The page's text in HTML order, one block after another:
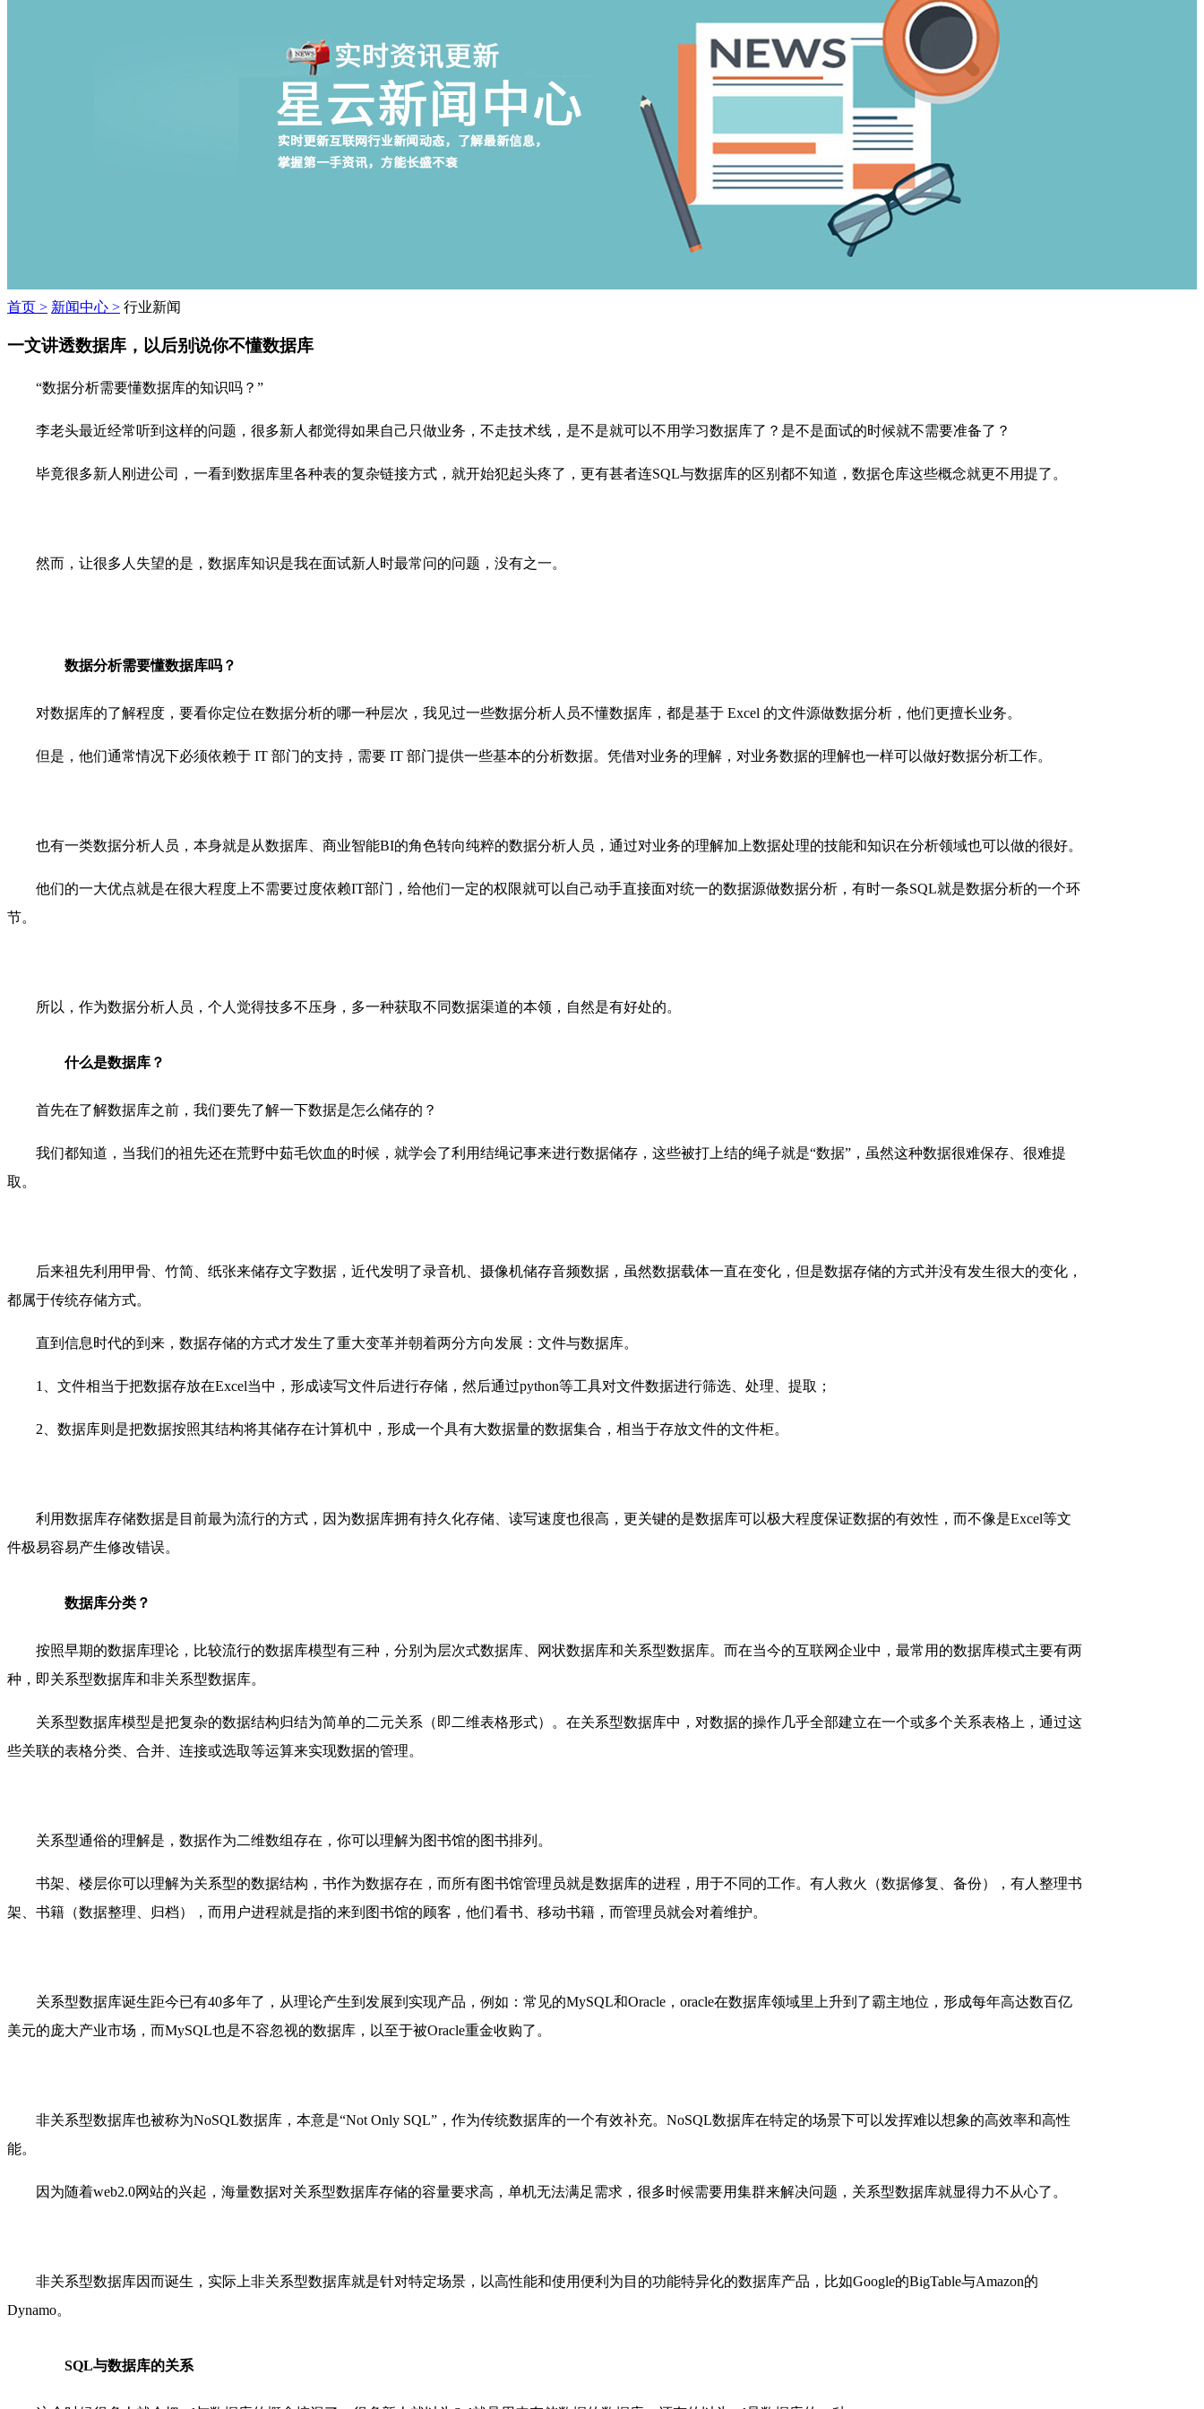
首页 > 新闻中心 > 行业新闻
一文讲透数据库，以后别说你不懂数据库
“数据分析需要懂数据库的知识吗？”
李老头最近经常听到这样的问题，很多新人都觉得如果自己只做业务，不走技术线，是不是就可以不用学习数据库了？是不是面试的时候就不需要准备了？
毕竟很多新人刚进公司，一看到数据库里各种表的复杂链接方式，就开始犯起头疼了，更有甚者连SQL与数据库的区别都不知道，数据仓库这些概念就更不用提了。
然而，让很多人失望的是，数据库知识是我在面试新人时最常问的问题，没有之一。
数据分析需要懂数据库吗？
对数据库的了解程度，要看你定位在数据分析的哪一种层次，我见过一些数据分析人员不懂数据库，都是基于 Excel 的文件源做数据分析，他们更擅长业务。
但是，他们通常情况下必须依赖于 IT 部门的支持，需要 IT 部门提供一些基本的分析数据。凭借对业务的理解，对业务数据的理解也一样可以做好数据分析工作。
也有一类数据分析人员，本身就是从数据库、商业智能BI的角色转向纯粹的数据分析人员，通过对业务的理解加上数据处理的技能和知识在分析领域也可以做的很好。
他们的一大优点就是在很大程度上不需要过度依赖IT部门，给他们一定的权限就可以自己动手直接面对统一的数据源做数据分析 ，有时一条SQL就是数据分析的一个环
节。
所以，作为数据分析人员，个人觉得技多不压身，多一种获取不同数据渠道的本领，自然是有好处的。
什么是数据库？
首先在了解数据库之前，我们要先了解一下数据是怎么储存的？
我们都知道，当我们的祖先还在荒野中茹毛饮血的时候，就学会了利用结绳记事来进行数据储存，这些被打上结的绳子就是“数据”，虽然这种数据很难保存、很难提
取。
后来祖先利用甲骨、竹简、纸张来储存文字数据，近代发明了录音机、摄像机储存音频数据，虽然数据载体一直在变化，但是数据存储的方式并没有发生很大的变化，
都属于传统存储方式。
直到信息时代的到来，数据存储的方式才发生了重大变革并朝着两分方向发展： 文件与数据库。
1、文件相当于把数据存放在Excel当中，形成读写文件后进行存储，然后通过python等工具对文件数据进行筛选、处理、提取；
2、数据库则是把数据按照其结构将其储存在计算机中，形成一个具有大数据量的数据集合，相当于存放文件的文件柜。
利用数据库存储数据是目前最为流行的方式，因为数据库拥有持久化存储、读写速度也很高，更关键的是数据库可以极大程度保证数据的有效性，而不像是Excel等文
件极易容易产生修改错误。
数据库分类？
按照早期的数据库理论，比较流行的数据库模型有三种，分别为层次式数据库、网状数据库和关系型数据库。而在当今的互联网企业中，最常用的数据库模式主要有两
种，即关系型数据库和非关系型数据库。
关系型数据库模型是把复杂的数据结构归结为简单的二元关系（即二维表格形式）。在关系型数据库中，对数据的操作几乎全部建立在一个或多个关系表格上，通过这
些关联的表格分类、合并、连接或选取等运算来实现数据的管理。
关系型通俗的理解是，数据作为二维数组存在，你可以理解为图书馆的图书排列。
书架、楼层你可以理解为关系型的数据结构，书作为数据存在，而所有图书馆管理员就是数据库的进程，用于不同的工作。有人救火（数据修复、备份），有人整理书
架、书籍（数据整理、归档），而用户进程就是指的来到图书馆的顾客，他们看书、移动书籍，而管理员就会对着维护。
关系型数据库诞生距今已有40多年了，从理论产生到发展到实现产品，例如：常见的MySQL和Oracle ，oracle在数据库领域里上升到了霸主地位，形成每年高达数百亿
美元的庞大产业市场，而MySQL也是不容忽视的数据库，以至于被Oracle重金收购了。
非关系型数据库也被称为NoSQL数据库，本意是“Not Only SQL” ，作为传统数据库的一个有效补充。NoSQL数据库在特定的场景下可以发挥难以想象的高效率和高性
能。
因为随着web2.0网站的兴起，海量数据对关系型数据库存储的容量要求高，单机无法满足需求，很多时候需要用集群来解决问题，关系型数据库就显得力不从心了。
非关系型数据库因而诞生，实际上非关系型数据库就是针对特定场景，以高性能和使用便利为目的功能特异化的数据库产品，比如Google的BigTable与Amazon的
Dynamo。
SQL与数据库的关系